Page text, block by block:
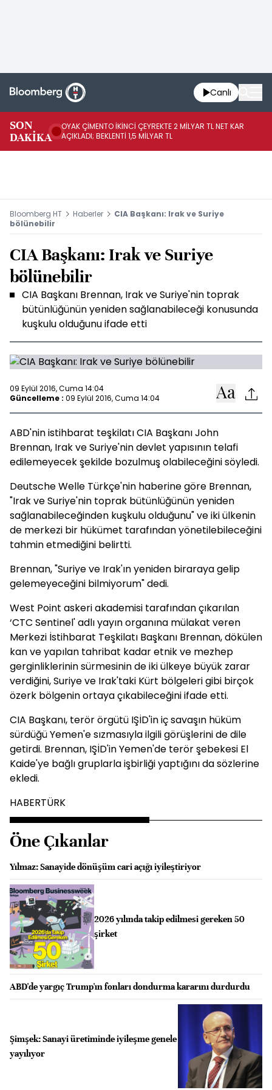
Canlı
SON
DAKİKA
OYAK ÇİMENTO İKİNCİ ÇEYREKTE 2 MİLYAR TL NET KAR
AÇIKLADI; BEKLENTİ 1,5 MİLYAR TL
Bloomberg HT Haberler
CIA Başkanı: Irak ve Suriye
bölünebilir
CIA Başkanı: Irak ve Suriye
bölünebilir
CIA Başkanı Brennan, Irak ve Suriye'nin toprak
bütünlüğünün yeniden sağlanabileceği konusunda
kuşkulu olduğunu ifade etti
09 Eylül 2016, Cuma 14:04
Güncelleme : 09 Eylül 2016, Cuma 14:04
ABD'nin istihbarat teşkilatı CIA Başkanı John
Brennan, Irak ve Suriye'nin devlet yapısının telafi
edilemeyecek şekilde bozulmuş olabileceğini söyledi.
Deutsche Welle Türkçe'nin haberine göre Brennan,
"Irak ve Suriye'nin toprak bütünlüğünün yeniden
sağlanabileceğinden kuşkulu olduğunu" ve iki ülkenin
de merkezi bir hükümet tarafından yönetilebileceğini
tahmin etmediğini belirtti.
Brennan, "Suriye ve Irak'ın yeniden biraraya gelip
gelemeyeceğini bilmiyorum" dedi.
West Point askeri akademisi tarafından çıkarılan
‘CTC Sentinel' adlı yayın organına mülakat veren
Merkezi İstihbarat Teşkilatı Başkanı Brennan, dökülen
kan ve yapılan tahribat kadar etnik ve mezhep
gerginliklerinin sürmesinin de iki ülkeye büyük zarar
verdiğini, Suriye ve Irak'taki Kürt bölgeleri gibi birçok
özerk bölgenin ortaya çıkabileceğini ifade etti.
CIA Başkanı, terör örgütü IŞİD'in iç savaşın hüküm
sürdüğü Yemen'e sızmasıyla ilgili görüşlerini de dile
getirdi. Brennan, IŞİD'in Yemen'de terör şebekesi El
Kaide'ye bağlı gruplarla işbirliği yaptığını da sözlerine
ekledi.
HABERTÜRK
Öne Çıkanlar
Yılmaz: Sanayide dönüşüm cari açığı iyileştiriyor
2026 yılında takip edilmesi gereken 50
şirket
ABD'de yargıç Trump'ın fonları dondurma kararını durdurdu
Şimşek: Sanayi üretiminde iyileşme genele
yayılıyor